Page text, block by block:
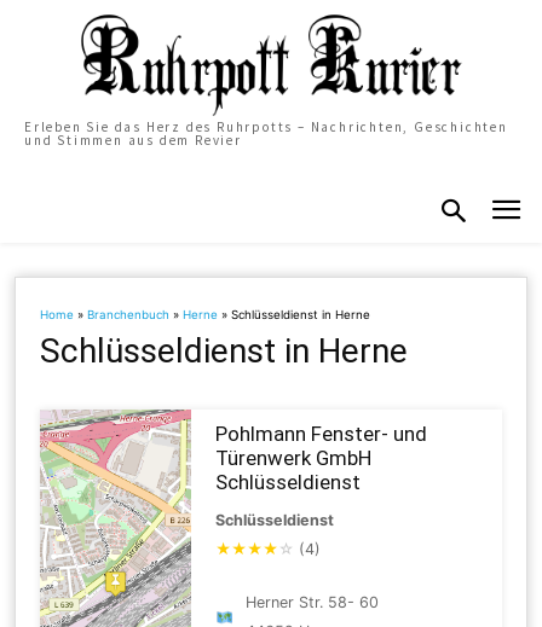
Erleben Sie das Herz des Ruhrpotts – Nachrichten, Geschichten
und Stimmen aus dem Revier
Home »Branchenbuch »Herne »Schlüsseldienst in Herne
Schlüsseldienst in Herne
Pohlmann Fenster- und
Türenwerk GmbH
Schlüsseldienst
Schlüsseldienst
★★★★ ☆ (4)
Herner Str. 58- 60